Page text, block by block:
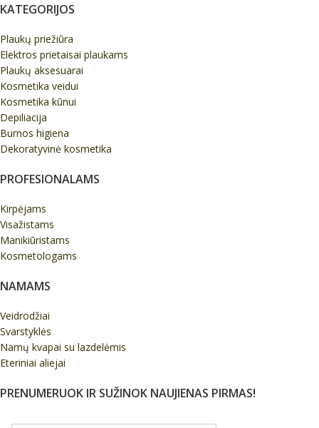
KATEGORIJOS
Plaukų priežiūra
Elektros prietaisai plaukams
Plaukų aksesuarai
Kosmetika veidui
Kosmetika kūnui
Depiliacija
Burnos higiena
Dekoratyvinė kosmetika
PROFESIONALAMS
Kirpėjams
Visažistams
Manikiūristams
Kosmetologams
NAMAMS
Veidrodžiai
Svarstyklės
Namų kvapai su lazdelėmis
Eteriniai aliejai
PRENUMERUOK IR SUŽINOK NAUJIENAS PIRMAS!